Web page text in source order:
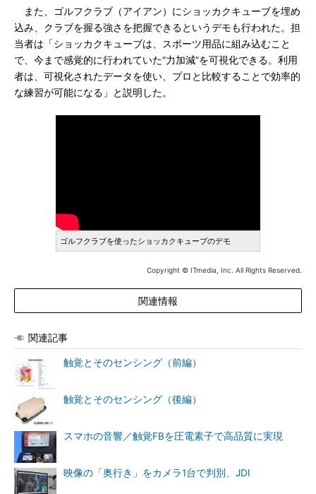
また、ゴルフクラブ（アイアン）にショッカクキューブを埋め
込み、クラブを握る強さを把握できるというデモも行われた。担
当者は「ショッカクキューブは、スポーツ用品に組み込むこと
で、今まで感覚的に行われていた“力加減”を可視化できる。利用
者は、可視化されたデータを使い、プロと比較することで効率的
な練習が可能になる」と説明した。
ゴルフクラブを使ったショッカクキューブのデモ
Copyright © ITmedia, Inc. All Rights Reserved.
関連情報
関連記事
触覚とそのセンシング（前編）
触覚とそのセンシング（後編）
スマホの音響／触覚FBを圧電素子で高品質に実現
映像の「奥行き」をカメラ1台で判別、JDI